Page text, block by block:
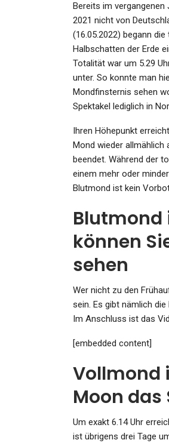
Bereits im
2021 nicht von
(16.05.2022) begann
Halbschatten der Erde
Totalität war um 5.29
unter. So konnte man
Mondfinsternis sehen
Spektakel lediglich in
Ihren Höhepunkt
Mond wieder allmählich
beendet. Während der
einem mehr oder
Blutmond ist kein
Blutmond
können
sehen
Wer nicht zu den
sein. Es gibt nämlich
Im Anschluss ist das
[embedded content]
Vollmond
Moon das
Um exakt 6.14 Uhr
ist übrigens drei Tage
Wie Ein